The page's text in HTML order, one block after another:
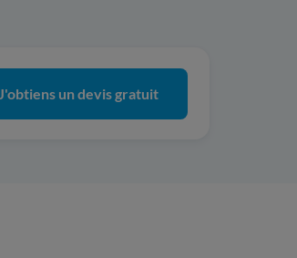
J'obtiens un devis gratuit